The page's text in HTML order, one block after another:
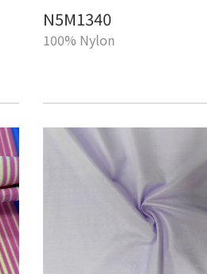
N5M1340
100% Nylon